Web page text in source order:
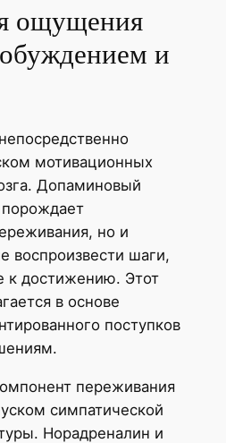
ощущения
и
мотивационных
Допаминовый
но и
воспроизвести шаги,
к достижению. Этот
в основе
поступков
переживания
симпатической
Норадреналин и